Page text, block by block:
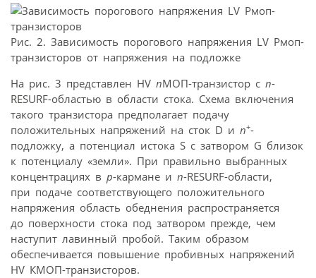
Рис. 2. Зависимость порогового напряжения LV Рмоп-
транзисторов от напряжения на подложке
На рис. 3 представлен HV nМОП-транзистор с n-
RESURF-областью в области стока. Схема включения
такого транзистора предполагает подачу
положительных напряжений на сток D и n+-
подложку, а потенциал истока S с затвором G близок
к потенциалу «земли». При правильно выбранных
концентрациях в р-кармане и n-RESURF-области,
при подаче соответствующего положительного
напряжения область обеднения распространяется
до поверхности стока под затвором прежде, чем
наступит лавинный пробой. Таким образом
обеспечивается повышение пробивных напряжений
HV КМОП-транзисторов.